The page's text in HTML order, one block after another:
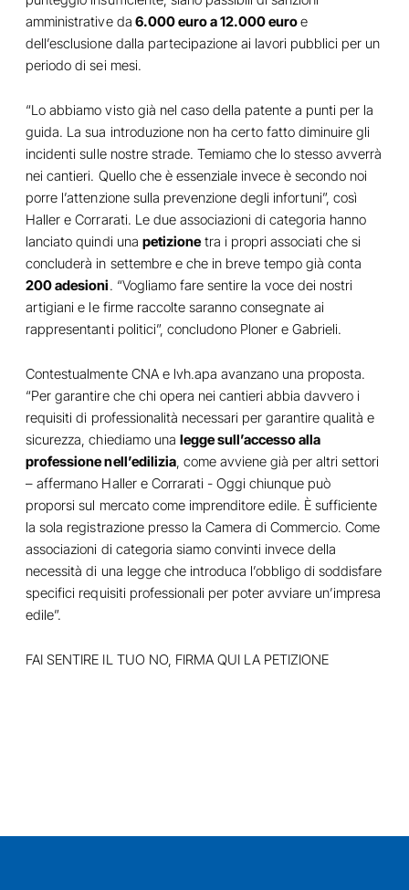
amministrative da 6.000 euro a 12.000 euroe
dell’esclusione dalla partecipazione ai lavori pubblici per un
periodo di sei mesi.
“Lo abbiamo visto già nel caso della patente a punti per la
guida. La sua introduzione non ha certo fatto diminuire gli
incidenti sulle nostre strade. Temiamo che lo stesso avverrà
nei cantieri. Quello che è essenziale invece è secondo noi
porre l’attenzione sulla prevenzione degli infortuni”, così
Haller e Corrarati. Le due associazioni di categoria hanno
lanciato quindi una petizionetra i propri associati che si
concluderà in settembre e che in breve tempo già conta
200 adesioni. “Vogliamo fare sentire la voce dei nostri
artigiani e le firme raccolte saranno consegnate ai
rappresentanti politici”, concludono Ploner e Gabrieli.
Contestualmente CNA e lvh.apa avanzano una proposta.
“Per garantire che chi opera nei cantieri abbia davvero i
requisiti di professionalità necessari per garantire qualità e
sicurezza, chiediamo una legge sull’accesso alla
professione nell’edilizia, come avviene già per altri settori
– affermano Haller e Corrarati - Oggi chiunque può
proporsi sul mercato come imprenditore edile. È sufficiente
la sola registrazione presso la Camera di Commercio. Come
associazioni di categoria siamo convinti invece della
necessità di una legge che introduca l’obbligo di soddisfare
specifici requisiti professionali per poter avviare un’impresa
edile”.
FAI SENTIRE IL TUO NO, FIRMA QUI LA PETIZIONE